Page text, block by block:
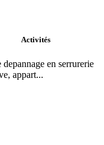
Activités
en serrurerie
appart...